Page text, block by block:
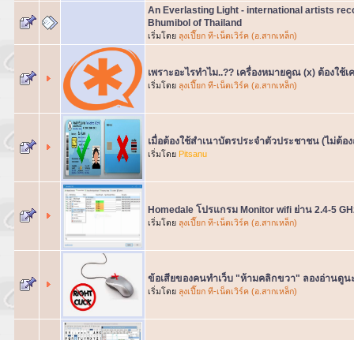
An Everlasting Light - international artists
Bhumibol of Thailand
เริ่มโดย ลุงเปี๊ยก ที-เน็ตเวิร์ค (อ.สากเหล็ก)
เพราะอะไรทำไม..?? เครื่องหมายคูณ (x) ต้องใช้
เริ่มโดย ลุงเปี๊ยก ที-เน็ตเวิร์ค (อ.สากเหล็ก)
เมื่อต้องใช้สำเนาบัตรประจำตัวประชาชน (ไม่ต้อ
เริ่มโดย Pitsanu
Homedale โปรแกรม Monitor wifi ย่าน 2.4-5
เริ่มโดย ลุงเปี๊ยก ที-เน็ตเวิร์ค (อ.สากเหล็ก)
ข้อเสียของคนทำเว็บ "ห้ามคลิกขวา" ลองอ่านดูน
เริ่มโดย ลุงเปี๊ยก ที-เน็ตเวิร์ค (อ.สากเหล็ก)